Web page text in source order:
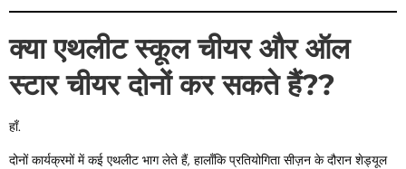
क्या एथलीट स्कूल चीयर और ऑल
स्टार चीयर दोनों कर सकते हैं??
हाँ.
दोनों कार्यक्रमों में कई एथलीट भाग लेते हैं, हालाँकि प्रतियोगिता सीज़न के दौरान शेड्यूल